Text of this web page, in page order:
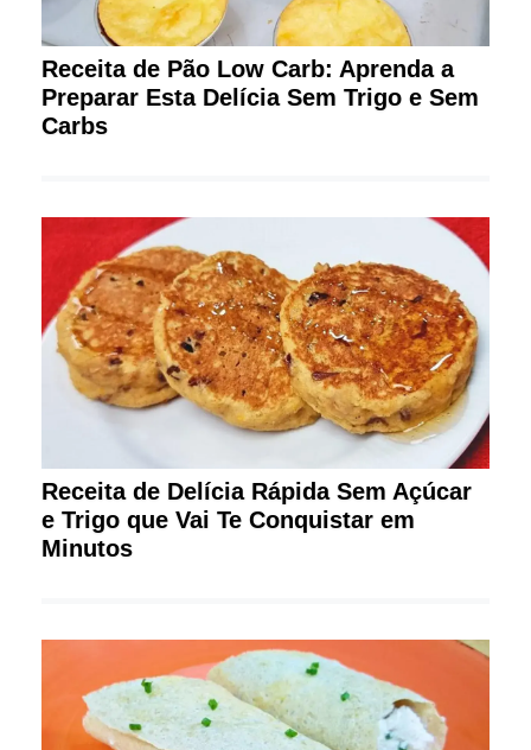
Receita de Pão Low Carb: Aprenda a
Preparar Esta Delícia Sem Trigo e Sem
Carbs
Receita de Delícia Rápida Sem Açúcar
e Trigo que Vai Te Conquistar em
Minutos